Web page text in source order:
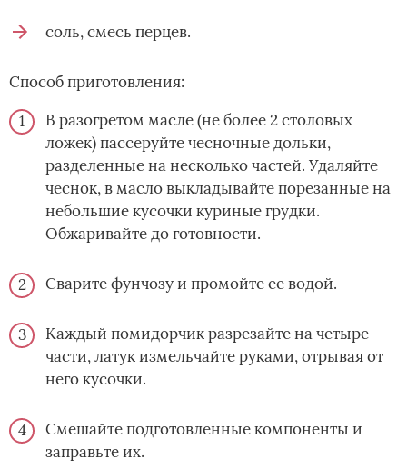
соль, смесь перцев.
Способ приготовления:
В разогретом масле (не более 2 столовых
ложек) пассеруйте чесночные дольки,
разделенные на несколько частей. Удаляйте
чеснок, в масло выкладывайте порезанные на
небольшие кусочки куриные грудки.
Обжаривайте до готовности.
Сварите фунчозу и промойте ее водой.
Каждый помидорчик разрезайте на четыре
части, латук измельчайте руками, отрывая от
него кусочки.
Смешайте подготовленные компоненты и
заправьте их.